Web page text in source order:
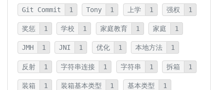
Git Commit 1 Tony 1 上学 1 强权 1
奖惩 1 学校 1 家庭教育 1 家庭 1
JMH 1 JNI 1 优化 1 本地方法 1
反射 1 字符串连接 1 字符串 1 拆箱 1
装箱 1 装箱基本类型 1 基本类型 1